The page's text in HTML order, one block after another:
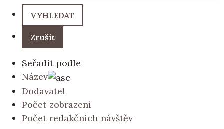
Seřadit podle
Název
Dodavatel
Počet zobrazení
Počet redakčních návštěv